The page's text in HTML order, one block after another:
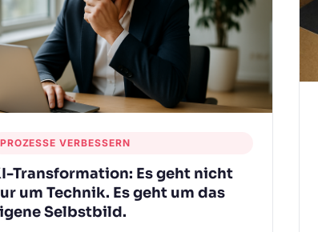
PROZESSE VERBESSERN
Transformation: Es geht nicht
um Technik. Es geht um das
Selbstbild.